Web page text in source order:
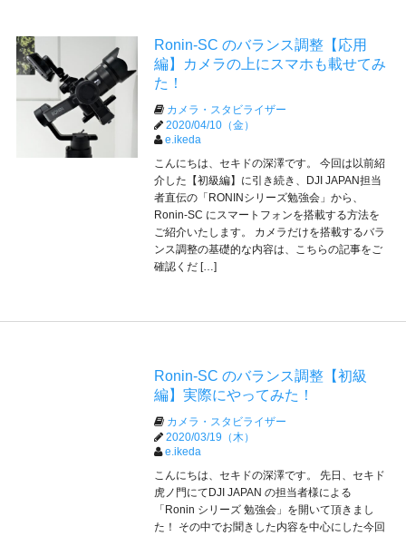
Ronin-SC のバランス調整【応用
編】カメラの上にスマホも載せてみ
た！
カメラ・スタビライザー
2020/04/10（金）
e.ikeda
こんにちは、セキドの深澤です。 今回は以前紹
介した【初級編】に引き続き、DJI JAPAN担当
者直伝の「RONINシリーズ勉強会」から、
Ronin-SC にスマートフォンを搭載する方法を
ご紹介いたします。 カメラだけを搭載するバラ
ンス調整の基礎的な内容は、こちらの記事をご
確認くだ […]
Ronin-SC のバランス調整【初級
編】実際にやってみた！
カメラ・スタビライザー
2020/03/19（木）
e.ikeda
こんにちは、セキドの深澤です。 先日、セキド
虎ノ門にてDJI JAPAN の担当者様による
「Ronin シリーズ 勉強会」を開いて頂きまし
た！ その中でお聞きした内容を中心にした今回